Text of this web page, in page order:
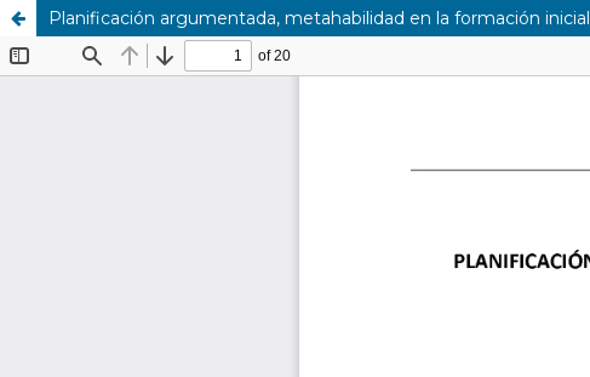
Planificación argumentada, metahabilidad en la formación inicial